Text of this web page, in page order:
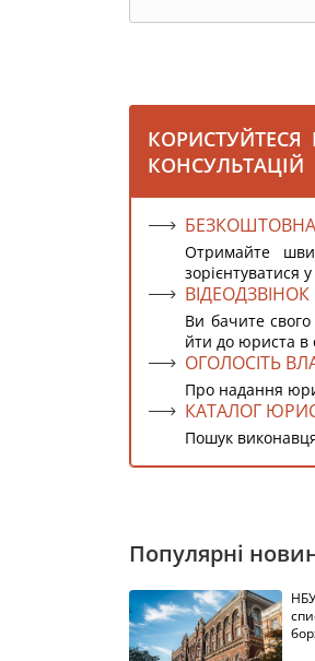
КОНСУЛЬТАЦІЙ
Отримайте
зорієнтуватися
Ви бачите
йти до юриста в
ОГОЛОСІТЬ
Про надання
КАТАЛОГ
Пошук
Популярні